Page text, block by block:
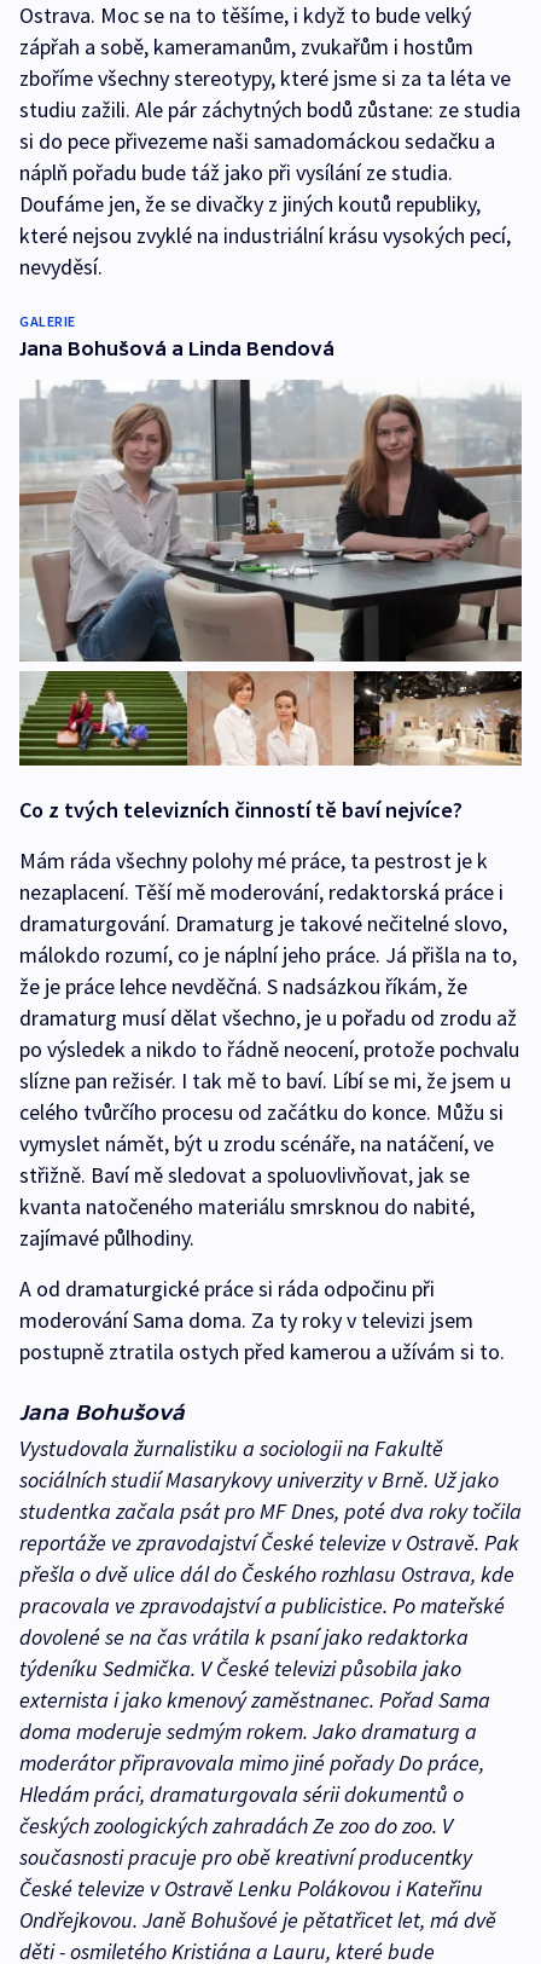
Ostrava. Moc se na to těšíme, i když to bude velký
zápřah a sobě, kameramanům, zvukařům i hostům
zboříme všechny stereotypy, které jsme si za ta léta ve
studiu zažili. Ale pár záchytných bodů zůstane: ze studia
si do pece přivezeme naši samadomáckou sedačku a
náplň pořadu bude táž jako při vysílání ze studia.
Doufáme jen, že se divačky z jiných koutů republiky,
které nejsou zvyklé na industriální krásu vysokých pecí,
nevyděsí.
GALERIE
Jana Bohušová a Linda Bendová
Co z tvých televizních činností tě baví nejvíce?
Mám ráda všechny polohy mé práce, ta pestrost je k
nezaplacení. Těší mě moderování, redaktorská práce i
dramaturgování. Dramaturg je takové nečitelné slovo,
málokdo rozumí, co je náplní jeho práce. Já přišla na to,
že je práce lehce nevděčná. S nadsázkou říkám, že
dramaturg musí dělat všechno, je u pořadu od zrodu až
po výsledek a nikdo to řádně neocení, protože pochvalu
slízne pan režisér. I tak mě to baví. Líbí se mi, že jsem u
celého tvůrčího procesu od začátku do konce. Můžu si
vymyslet námět, být u zrodu scénáře, na natáčení, ve
střižně. Baví mě sledovat a spoluovlivňovat, jak se
kvanta natočeného materiálu smrsknou do nabité,
zajímavé půlhodiny.
A od dramaturgické práce si ráda odpočinu při
moderování Sama doma. Za ty roky v televizi jsem
postupně ztratila ostych před kamerou a užívám si to.
Jana Bohušová
Vystudovala žurnalistiku a sociologii na Fakultě
sociálních studií Masarykovy univerzity v Brně. Už jako
studentka začala psát pro MF Dnes, poté dva roky točila
reportáže ve zpravodajství České televize v Ostravě. Pak
přešla o dvě ulice dál do Českého rozhlasu Ostrava, kde
pracovala ve zpravodajství a publicistice. Po mateřské
dovolené se na čas vrátila k psaní jako redaktorka
týdeníku Sedmička. V České televizi působila jako
externista i jako kmenový zaměstnanec. Pořad Sama
doma moderuje sedmým rokem. Jako dramaturg a
moderátor připravovala mimo jiné pořady Do práce,
Hledám práci, dramaturgovala sérii dokumentů o
českých zoologických zahradách Ze zoo do zoo. V
současnosti pracuje pro obě kreativní producentky
České televize v Ostravě Lenku Polákovou i Kateřinu
Ondřejkovou. Janě Bohušové je pětatřicet let, má dvě
děti - osmiletého Kristiána a Lauru, které bude